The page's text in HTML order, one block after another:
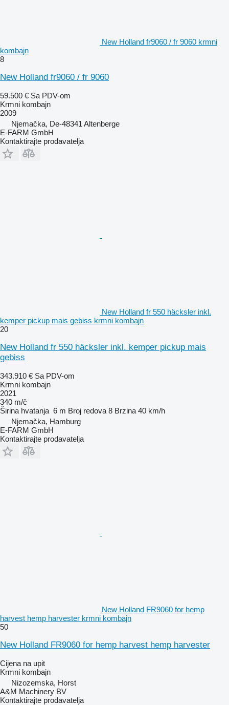
New Holland fr9060 / fr 9060 krmni
kombajn
8
New Holland fr9060 / fr 9060
59.500 € Sa PDV-om
Krmni kombajn
2009
Njemačka, De-48341 Altenberge
E-FARM GmbH
Kontaktirajte prodavatelja
New Holland fr 550 häcksler inkl.
kemper pickup mais gebiss krmni kombajn
20
New Holland fr 550 häcksler inkl. kemper pickup mais
gebiss
343.910 € Sa PDV-om
Krmni kombajn
2021
340 m/č
Širina hvatanja 6 m Broj redova 8 Brzina 40 km/h
Njemačka, Hamburg
E-FARM GmbH
Kontaktirajte prodavatelja
New Holland FR9060 for hemp
harvest hemp harvester krmni kombajn
50
New Holland FR9060 for hemp harvest hemp harvester
Cijena na upit
Krmni kombajn
Nizozemska, Horst
A&M Machinery BV
Kontaktirajte prodavatelja